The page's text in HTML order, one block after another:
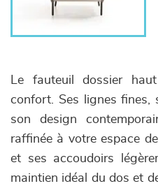
Le fauteuil dossier
confort. Ses lignes fines,
son design
raffinée à votre espace
et ses accoudoirs
maintien idéal du dos et